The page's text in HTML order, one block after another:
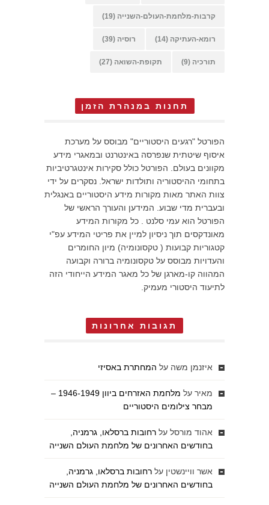
קרבות-מלחמת-העולם-השנייה (19)
רומא-העתיקה (14) רוסיה (39)
תורכיה (9) תקופת-השואה (27)
תחנות במנהרת הזמן
הפורטל "רגעים היסטוריים" מבוסס על מערכת
איסוף שיטתית שנפרסה באינטרנט ובמאגרי מידע
מקוונים בעולם. הפורטל כולל סקירות אינטגרטיביות
בתחומי ההיסטוריה ותולדות ישראל. נסקרים על ידי
צוות האתר מאות מקורות מידע היסטוריים באנגלית
ובעברית מדי שבוע. המידען והעורך הראשי של
הפורטל הוא עמי סלנט . כל מקורות המידע
מאונדקסים תוך ניסיון למיין את פריטי המידע עפ"י
קטגוריות קבועות ( טקסונומיה) מיון החומרים
והעדויות מבוסס על טקסונומיה ברורה וקבועה
המהווה קו-מארגן של כל מאגר המידע הייחודי הזה
לתיעוד היסטורי מעמיק.
תגובות אחרונות
איזנמן משה על המחתרת באסיזי
מאיר על
מלחמת האזרחים ביוון 1946-1949 –
מבחר צילומים היסטוריים
אהוד מורסל על רחובות ברסלאו, גרמניה,
בחודשים האחרונים של מלחמת העולם השנייה
אשר וויינשטין על רחובות ברסלאו, גרמניה,
בחודשים האחרונים של מלחמת העולם השנייה